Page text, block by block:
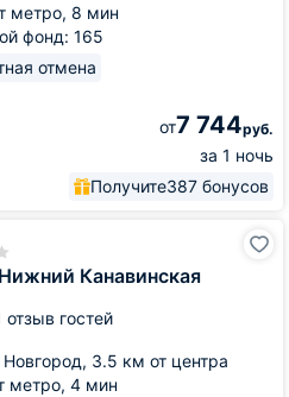
метро, 8 мин
фонд: 165
отмена
от7 744руб.
за 1 ночь
Получите387 бонусов
Канавинская
отзыв гостей
3.5 км от центра
метро, 4 мин